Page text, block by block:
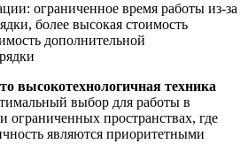
ограниченное время работы из-за
более высокая стоимость
дополнительной
высокотехнологичная техника
выбор для работы в
пространствах, где
являются приоритетными